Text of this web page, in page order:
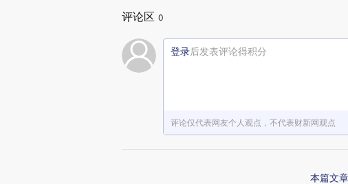
评论区 0
登录后发表评论得积分
评论仅代表网友个人观点，不代表财新网观点
本篇文